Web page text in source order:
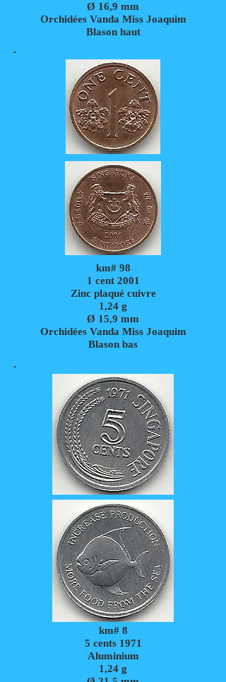
Ø 16,9 mm
Orchidées Vanda Miss Joaquim
Blason haut
km# 98
1 cent 2001
Zinc plaqué cuivre
1,24 g
Ø 15,9 mm
Orchidées Vanda Miss Joaquim
Blason bas
km# 8
5 cents 1971
Aluminium
1,24 g